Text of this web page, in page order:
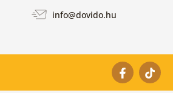
info@dovido.hu